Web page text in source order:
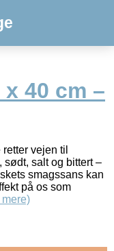
40 cm –
vejen til
sødt, salt og bittert –
smagssans kan
på os som